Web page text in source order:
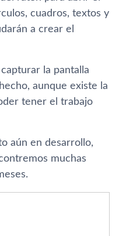
cuadros, textos y
a crear el
la pantalla
aunque existe la
tener el trabajo
aún en desarrollo,
muchas